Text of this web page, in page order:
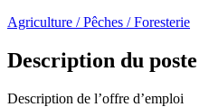
Agriculture / Pêches / Foresterie
Description du poste
Description de l’offre d’emploi